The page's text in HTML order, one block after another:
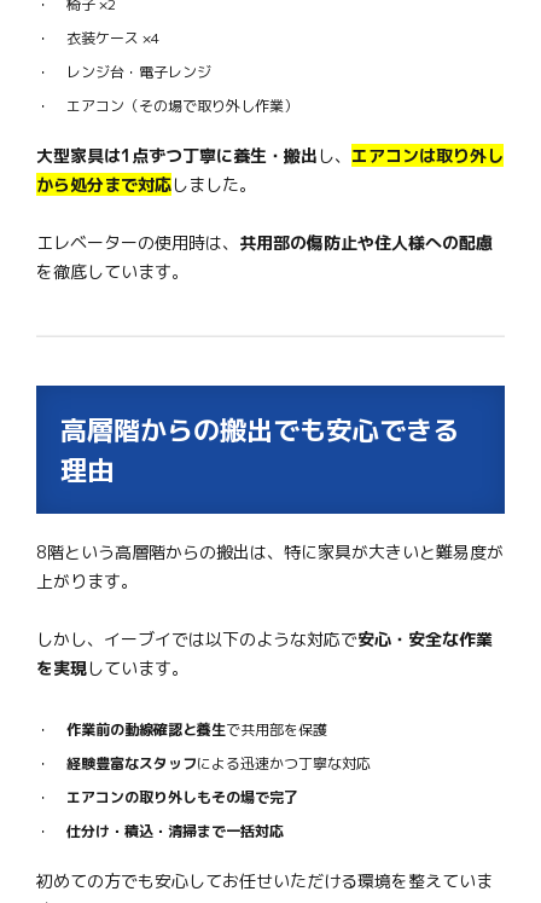
椅子 ×2
衣装ケース ×4
レンジ台・電子レンジ
エアコン（その場で取り外し作業）
大型家具は1点ずつ丁寧に養生・搬出し、 エアコンは取り外し
から処分まで対応しました。
エレベーターの使用時は、 共用部の傷防止や住人様への配慮
を徹底しています。
高層階からの搬出でも安心できる
理由
8階という高層階からの搬出は、特に家具が大きいと難易度が
上がります。
しかし、イーブイでは以下のような対応で安心・安全な作業
を実現しています。
作業前の動線確認と養生で共用部を保護
経験豊富なスタッフによる迅速かつ丁寧な対応
エアコンの取り外しもその場で完了
仕分け・積込・清掃まで一括対応
初めての方でも安心してお任せいただける環境を整えていま